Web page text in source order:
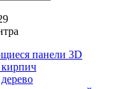
панели 3D